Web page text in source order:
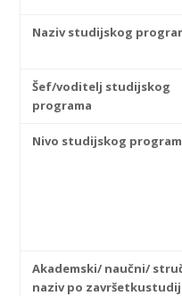
Naziv studijskog
Šef/voditelj studijskog
programa
Nivo studijskog
Akademski/ naučni/
naziv po